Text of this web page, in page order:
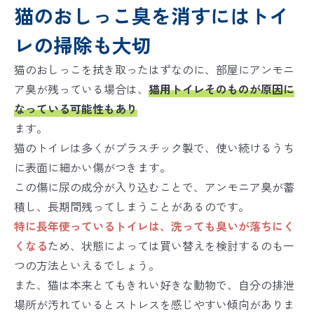
猫のおしっこ臭を消すにはトイ
レの掃除も大切
猫のおしっこを拭き取ったはずなのに、部屋にアンモニ
ア臭が残っている場合は、 猫用トイレそのものが原因に
なっている可能性もあり
ます。
猫のトイレは多くがプラスチック製で、使い続けるうち
に表面に細かい傷がつきます。
この傷に尿の成分が入り込むことで、アンモニア臭が蓄
積し、長期間残ってしまうことがあるのです。
特に長年使っているトイレは、洗っても臭いが落ちにく
くなるため、状態によっては買い替えを検討するのも一
つの方法といえるでしょう。
また、猫は本来とてもきれい好きな動物で、自分の排泄
場所が汚れているとストレスを感じやすい傾向がありま